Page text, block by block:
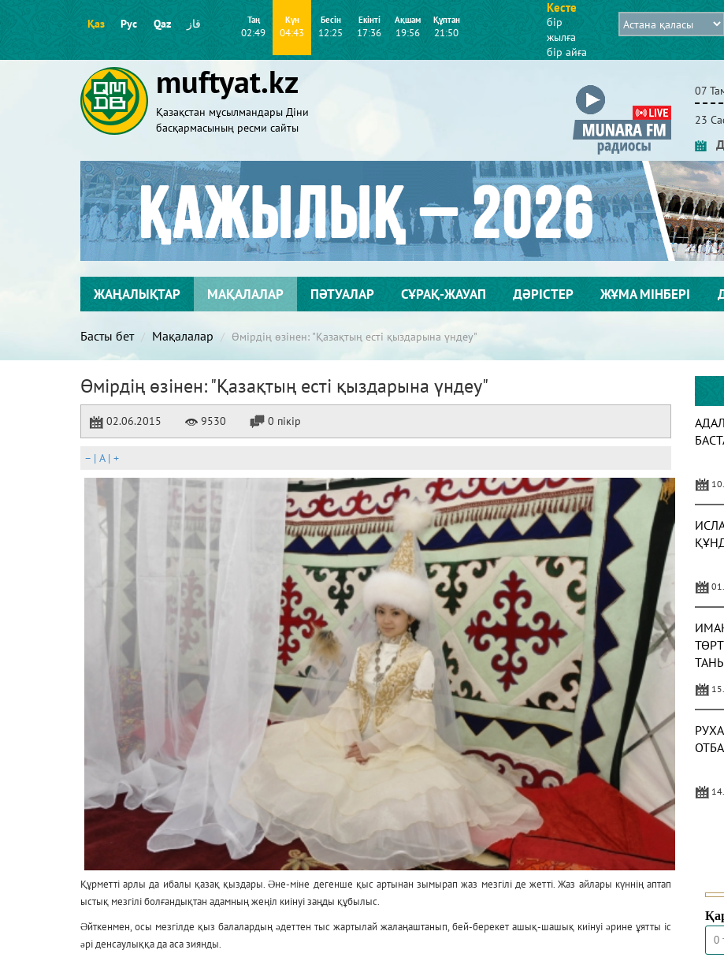
Қаз Рус Qaz قاز Таң
02:49
Күн
04:43
Бесін
12:25
Екінті
17:36
Ақшам
19:56
Құптан
21:50
Кесте
бір
жылға
бір айға
muftyat.kz
Қазақстан мұсылмандары Діни
басқармасының ресми сайты
07
23
ЖАҢАЛЫҚТАР МАҚАЛАЛАР ПӘТУАЛАР СҰРАҚ-ЖАУАП ДӘРІСТЕР ЖҰМА МІНБЕРІ
Басты бет Мақалалар Өмірдің өзінен: "Қазақтың есті қыздарына үндеу"
Өмірдің өзінен: "Қазақтың есті қыздарына үндеу"
02.06.2015 9530 0 пікір
– | A| +
Құрметті арлы да ибалы қазақ қыздары. Əне-міне дегенше қыс артынан зымырап жаз мезгілі де жетті. Жаз айлары күннің аптап
ыстық мезгілі болғандықтан адамның жеңіл киінуі заңды құбылыс.
Əйткенмен, осы мезгілде қыз балалардың əдеттен тыс жартылай жалаңаштанып, бей-берекет ашық-шашық киінуі əрине ұятты іс
əрі денсаулыққа да аса зиянды.